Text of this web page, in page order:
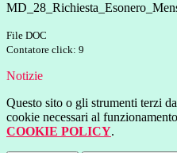
File DOC
Contatore click: 9
Notizie
Questo sito o gli strumenti terzi
cookie necessari al
COOKIE POLICY.